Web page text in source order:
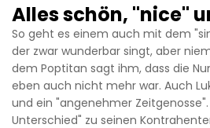
Alles schön, "nice"
So geht es einem auch mit dem
der zwar wunderbar singt, aber
dem Poptitan sagt ihm, dass die
eben auch nicht mehr war. Auch
und ein "angenehmer
Unterschied" zu seinen